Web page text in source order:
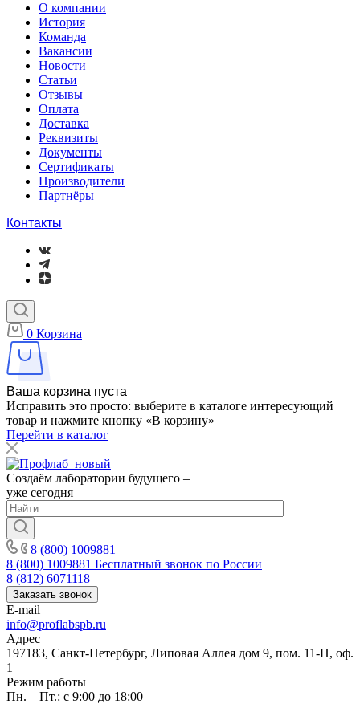
О компании
История
Команда
Вакансии
Новости
Статьи
Отзывы
Оплата
Доставка
Реквизиты
Документы
Сертификаты
Производители
Партнёры
Контакты
0 Корзина
Ваша корзина пуста
Исправить это просто: выберите в каталоге интересующий
товар и нажмите кнопку «В корзину»
Перейти в каталог
Создаём лаборатории будущего –
уже сегодня
8 (800) 1009881
8 (800) 1009881 Бесплатный звонок по России
8 (812) 6071118
Заказать звонок
E-mail
info@proflabspb.ru
Адрес
197183, Санкт-Петербург, Липовая Аллея дом 9, пом. 11-Н, оф.
1
Режим работы
Пн. – Пт.: с 9:00 до 18:00